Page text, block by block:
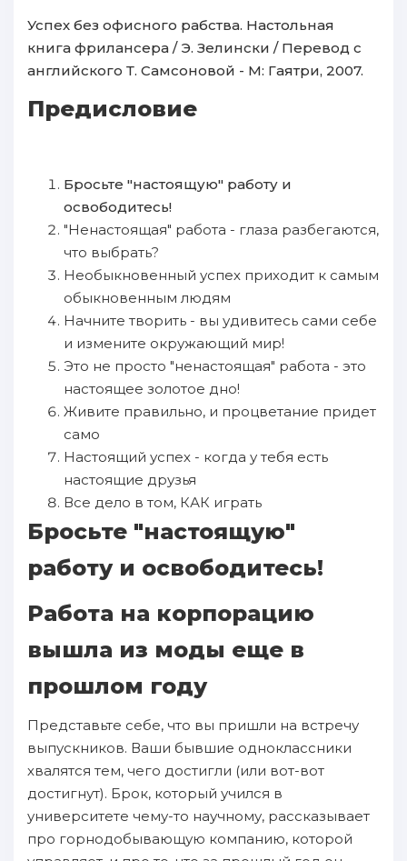
Успех без офисного рабства. Настольная
книга фрилансера / Э. Зелински / Перевод с
английского Т. Самсоновой - М: Гаятри, 2007.
Предисловие
Бросьте "настоящую" работу и
освободитесь!
"Ненастоящая" работа - глаза разбегаются,
что выбрать?
Необыкновенный успех приходит к самым
обыкновенным людям
Начните творить - вы удивитесь сами себе
и измените окружающий мир!
Это не просто "ненастоящая" работа - это
настоящее золотое дно!
Живите правильно, и процветание придет
само
Настоящий успех - когда у тебя есть
настоящие друзья
Все дело в том, КАК играть
Бросьте "настоящую"
работу и освободитесь!
Работа на корпорацию
вышла из моды еще в
прошлом году
Представьте себе, что вы пришли на встречу
выпускников. Ваши бывшие одноклассники
хвалятся тем, чего достигли (или вот-вот
достигнут). Брок, который учился в
университете чему-то научному, рассказывает
про горнодобывающую компанию, которой